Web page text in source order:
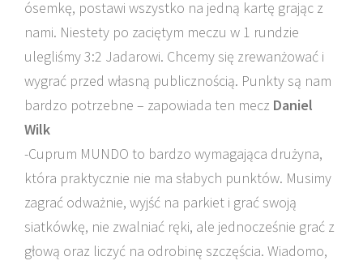
ósemkę, postawi wszystko na jedną kartę grając z
nami. Niestety po zaciętym meczu w 1 rundzie
ulegliśmy 3:2 Jadarowi. Chcemy się zrewanżować i
wygrać przed własną publicznością. Punkty są nam
bardzo potrzebne – zapowiada ten mecz Daniel
Wilk
-Cuprum MUNDO to bardzo wymagająca drużyna,
która praktycznie nie ma słabych punktów. Musimy
zagrać odważnie, wyjść na parkiet i grać swoją
siatkówkę, nie zwalniać ręki, ale jednocześnie grać z
głową oraz liczyć na odrobinę szczęścia. Wiadomo,